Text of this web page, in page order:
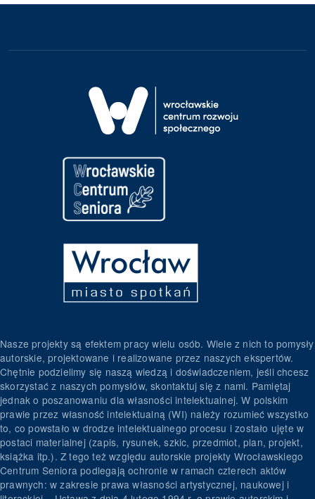
Nasze projekty są efektem pracy wielu osób. Wiele z nich to pomysły
autorskie, projektowane i realizowane przez naszych ekspertów.
Chętnie podzielimy się naszą wiedzą i doświadczeniem, jeśli chcesz
skorzystać z naszych pomysłów, skontaktuj się z nami. Pamiętaj
jednak o poszanowaniu dla własności intelektualnej. W polskim
prawie przez własność intelektualną (WI) należy rozumieć wszystko
to, co powstało w drodze intelektualnego procesu i zostało ujęte w
postaci materialnej (zapis, rysunek, szkic, przedmiot, plan, projekt,
książka itp.). Z tego też względu autorskie projekty Wrocławskiego
Centrum Seniora podlegają ochronie w ramach czterech aktów
prawnych: w zakresie prawa własności artystycznej, naukowej i